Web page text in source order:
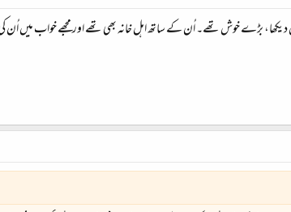
دیکھا، بڑے خوش تھے۔ اُن کے ساتھ اہل خانہ بھی تھے اور مجھے خواب میں